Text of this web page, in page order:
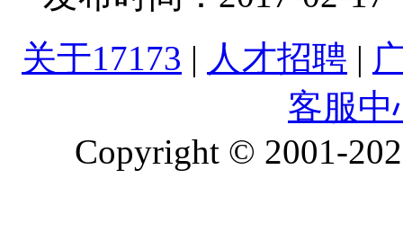
关于17173 | 人才招聘 |
客服中
Copyright © 2001-